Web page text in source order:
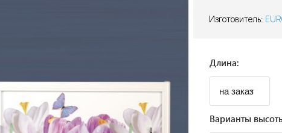
Изготовитель:
Длина:
Варианты